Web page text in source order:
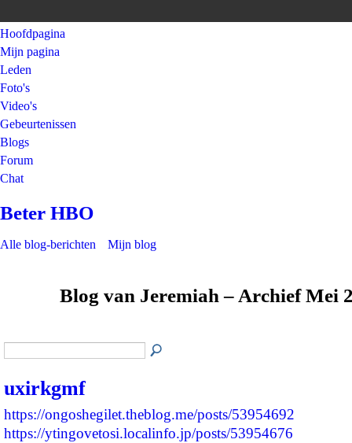
Hoofdpagina
Mijn pagina
Leden
Foto's
Video's
Gebeurtenissen
Blogs
Forum
Chat
Beter HBO
Alle blog-berichten Mijn blog
Blog van Jeremiah – Archief Mei
uxirkgmf
https://ongoshegilet.theblog.me/posts/53954692
https://ytingovetosi.localinfo.jp/posts/53954676